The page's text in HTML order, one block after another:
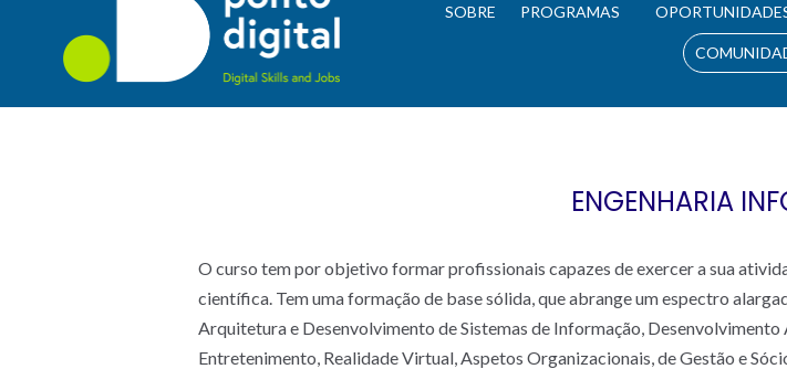
SOBRE PROGRAMAS
ENGENHARIA
O curso tem por objetivo formar profissionais capazes de exercer a sua
científica. Tem uma formação de base sólida, que abrange um espectro
Arquitetura e Desenvolvimento de Sistemas de Informação,
Entretenimento, Realidade Virtual, Aspetos Organizacionais, de Gestão e